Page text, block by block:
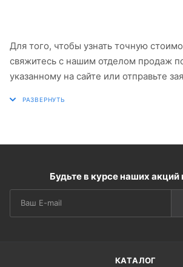
Для того, чтобы узнать точную
свяжитесь с нашим отделом продаж
указанному на сайте или отправьте
Будьте в курсе наших акций
КАТАЛОГ